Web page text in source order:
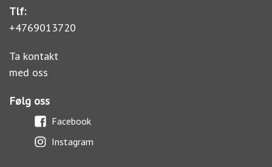
Tlf:
+4769013720
Ta kontakt
med oss
Følg oss
Facebook
Instagram